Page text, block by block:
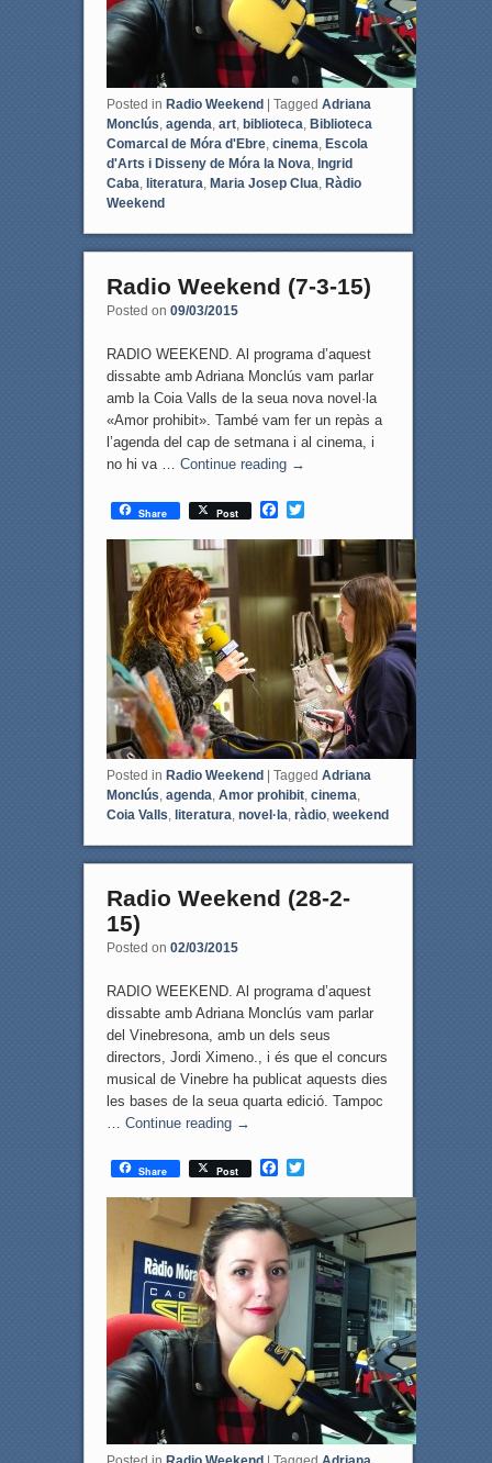
Posted in Radio Weekend Tagged Adriana
Monclús, agenda, art, biblioteca, Biblioteca
Comarcal de Móra d'Ebre, cinema, Escola
d'Arts i Disseny de Móra la Nova, Ingrid
Caba, literatura, Maria Josep Clua, Ràdio
Weekend
Radio Weekend (7-3-15)
Posted on 09/03/2015
RADIO WEEKEND. Al programa d’aquest
dissabte amb Adriana Monclús vam parlar
amb la Coia Valls de la seua nova novel·la
«Amor prohibit». També vam fer un repàs a
l’agenda del cap de setmana i al cinema, i
no hi va … Continue reading →
Share Post
F
c
o
o
T
i
t
e
r
Posted in Radio Weekend | Tagged Adriana
Monclús agenda Amor prohibit, cinema
Coia Valls literatura novel·la ràdio, weekend
Radio Weekend (28-2-
15)
Posted on 02/03/2015
RADIO WEEKEND. Al programa d’aquest
dissabte amb Adriana Monclús vam parlar
del Vinebresona, amb un dels seus
directors, Jordi Ximeno., i és que el concurs
musical de Vinebre ha publicat aquests dies
les bases de la seua quarta edició. Tampoc
Continue reading →
Share Post
F
c
e
b
o
o
k
T
i
t
t
e
r